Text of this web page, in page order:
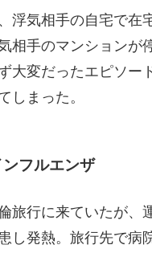
浮気相手の自宅で在
相手のマンションが
大変だったエピソー
しまった。
フルエンザ
旅行に来ていたが、
し発熱。旅行先で病